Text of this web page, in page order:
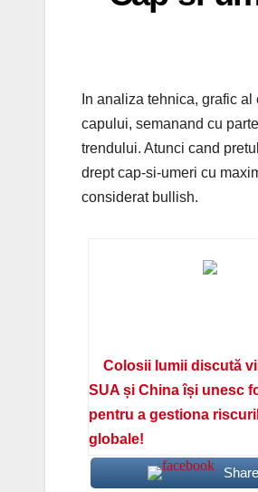
In analiza tehnica, grafic
capului, semanand cu
trendului. Atunci cand
drept cap-si-umeri cu
considerat bullish.
Colosii lumii discută
SUA și China își unesc
pentru a gestiona
globale!